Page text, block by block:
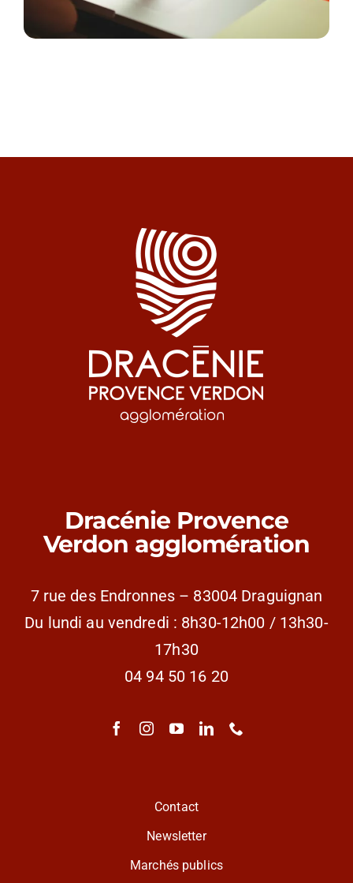
Dracénie Provence
Verdon agglomération
7 rue des Endronnes – 83004 Draguignan
Du lundi au vendredi : 8h30-12h00 / 13h30-
17h30
04 94 50 16 20
Contact
Newsletter
Marchés publics